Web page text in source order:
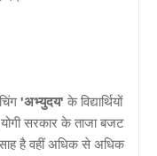
'अभ्युदय' के विद्यार्थियों
सरकार के ताजा बजट
है वहीं अधिक से अधिक